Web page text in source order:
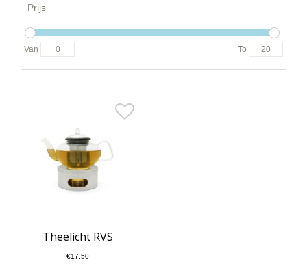
Prijs
Van To
Theelicht RVS
€17,50